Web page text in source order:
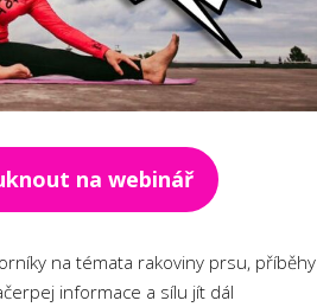
na webinář
na témata rakoviny prsu, příběhy
informace a sílu jít dál